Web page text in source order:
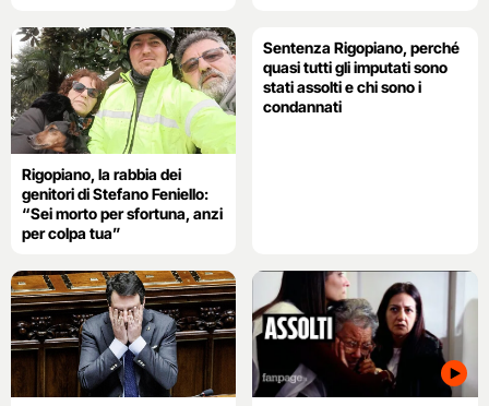
Rigopiano, la rabbia dei
genitori di Stefano Feniello:
“Sei morto per sfortuna, anzi
per colpa tua”
Sentenza Rigopiano, perché
quasi tutti gli imputati sono
stati assolti e chi sono i
condannati